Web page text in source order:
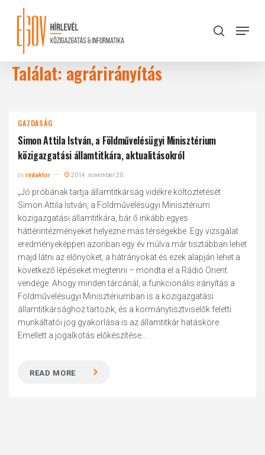
content
search
Menu
Találat: agrárirányítás
GAZDASÁG
Simon Attila István, a Földművelésügyi Minisztérium
közigazgatási államtitkára, aktualitásokról
byredaktor 2014. november 20.
„Jó próbának tartja államtitkárság vidékre költöztetését
Simon Attila István, a Földművelésügyi Minisztérium
közigazgatási államtitkára, bár ő inkább egyes
háttérintézményeket helyezne más térségekbe. Egy vizsgálat
eredményeképpen azonban egy év múlva már tisztábban lehet
majd látni az előnyöket, a hátrányokat és ezek alapján lehet a
következő lépéseket megtenni – mondta el a Rádió Orient
vendége. Ahogy minden tárcánál, a funkcionális irányítás a
Földművelésügyi Minisztériumban is a közigazgatási
államtitkársághoz tartozik, és a kormánytisztviselők feletti
munkáltatói jog gyakorlása is az államtitkár hatásköre.
Emellett a jogalkotás előkészítése...
READ MORE
Close